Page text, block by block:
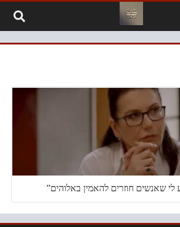
לי שאנשים חוזרים להאמין באלוהים”